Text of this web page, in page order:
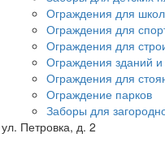
Ограждения для школ
Ограждения для
Ограждения для
Ограждения зданий
Ограждения для
Ограждение парков
Заборы для
Петровка, д. 2